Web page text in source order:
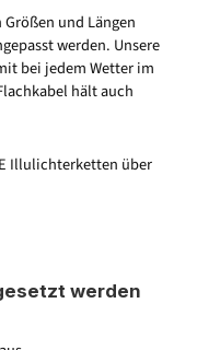
und Längen
werden. Unsere
bei jedem Wetter im
hält auch
Illulichterketten über
werden